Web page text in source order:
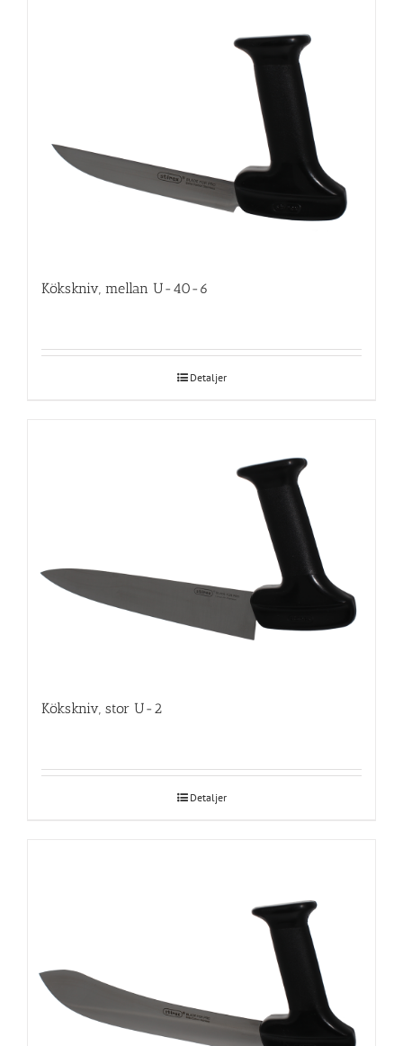
Kökskniv, mellan U-40-6
Detaljer
Kökskniv, stor U-2
Detaljer